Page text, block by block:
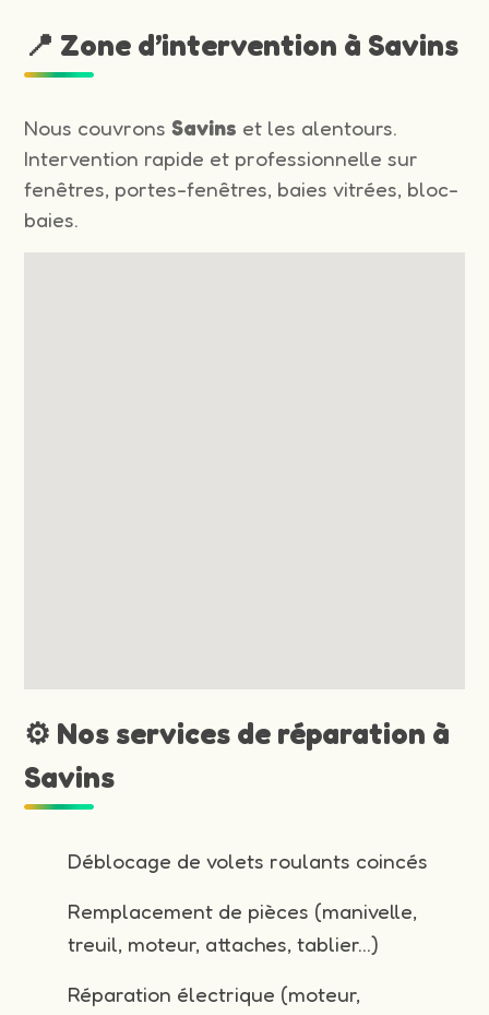
📍 Zone d’intervention à Savins
Nous couvronsSavins et les alentours.
Intervention rapide et professionnelle sur
fenêtres, portes-fenêtres, baies vitrées, bloc-
baies.
⚙️ Nos services de réparation à
Savins
Déblocage de volets roulants coincés
Remplacement de pièces (manivelle,
treuil, moteur, attaches, tablier…)
Réparation électrique (moteur,